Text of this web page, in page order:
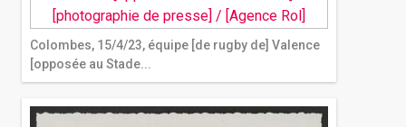
Colombes, 15/4/23, équipe [de rugby de] Valence
[opposée au Stade...